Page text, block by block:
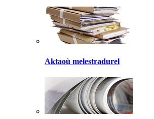
Aktaoù melestradurel